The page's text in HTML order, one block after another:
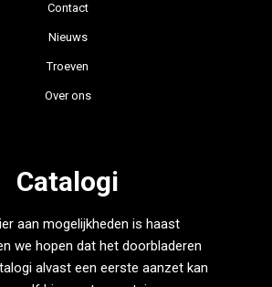
Contact
Nieuws
Troeven
Over ons
Catalogi
aan mogelijkheden is haast
we hopen dat het doorbladeren
alvast een eerste aanzet kan